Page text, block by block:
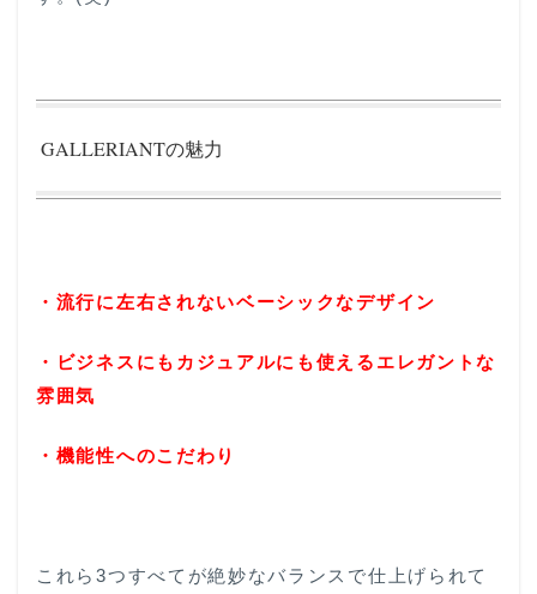
GALLERIANTの魅力
・流行に左右されないベーシックなデザイン
・ビジネスにもカジュアルにも使えるエレガントな
雰囲気
・機能性へのこだわり
これら3つすべてが絶妙なバランスで仕上げられて